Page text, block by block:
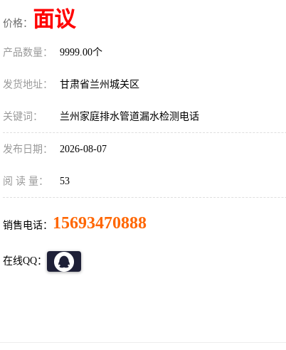
价格： 面议
产品数量： 9999.00个
发货地址： 甘肃省兰州城关区
关键词： 兰州家庭排水管道漏水检测电话
发布日期： 2026-08-07
阅 读 量： 53
销售电话： 15693470888
在线QQ：